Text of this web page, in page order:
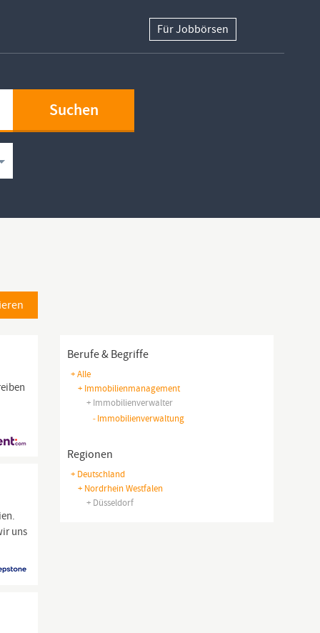
Für Jobbörsen
Berufe & Begriffe
+ Alle
+ Immobilienmanagement
+ Immobilienverwalter
-Immobilienverwaltung
Regionen
+ Deutschland
+ Nordrhein Westfalen
+ Düsseldorf
uns